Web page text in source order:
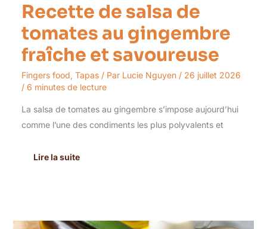
Recette de salsa de
tomates au gingembre
fraîche et savoureuse
Fingers food, Tapas/ Par Lucie Nguyen / 26 juillet 2026
/ 6 minutes de lecture
La salsa de tomates au gingembre s’impose aujourd’hui
comme l’une des condiments les plus polyvalents et
Lire la suite